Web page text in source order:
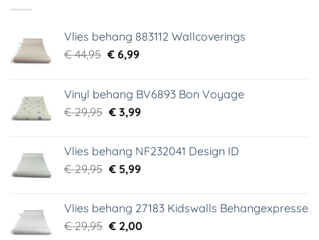
Vlies behang 883112 Wallcoverings
€44,95 Oorspronkelijke
€ 44,95.
€6,99Huidige
€ 6,99.
Vinyl behang BV6893 Bon Voyage
€29,95 Oorspronkelijke
€ 29,95.
€3,99Huidige
€ 3,99.
Vlies behang NF232041 Design ID
€29,95 Oorspronkelijke
€ 29,95.
€5,99Huidige
€ 5,99.
Vlies behang 27183 Kidswalls Behangexpresse
€29,95 Oorspronkelijke
€2,00Huidige